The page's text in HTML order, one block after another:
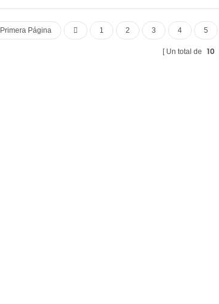
Primera Página 1 2 3 4 5
Un total de 10